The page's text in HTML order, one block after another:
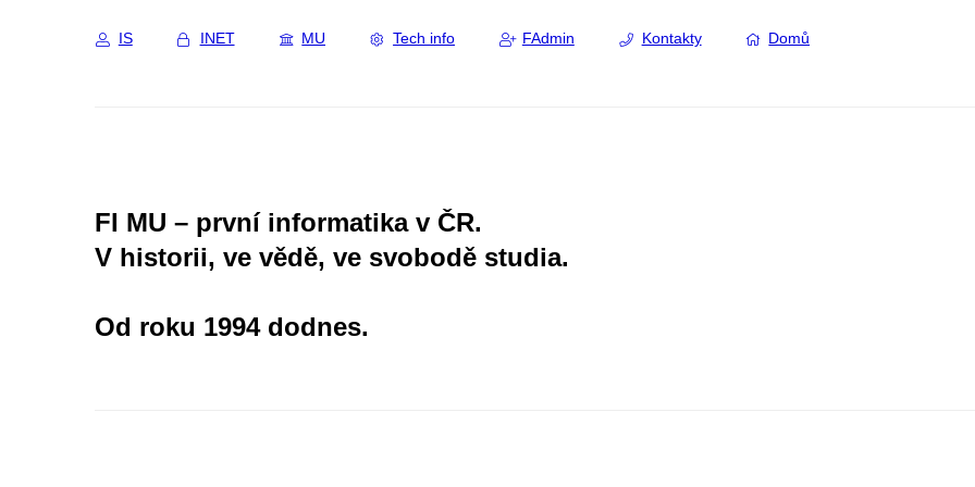
IS INET MU Tech info FAdmin Kontakty Domů
FI MU – první informatika v ČR.
V historii, ve vědě, ve svobodě studia.
Od roku 1994 dodnes.